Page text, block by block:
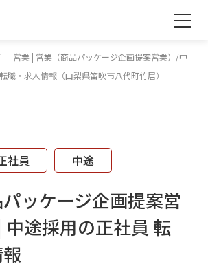
営業 | 営業（商品パッケージ企画提案営業）/中
職・求人情報（山梨県笛吹市八代町竹居）
社員 中途
ッケージ企画提案営
途採用の正社員 転